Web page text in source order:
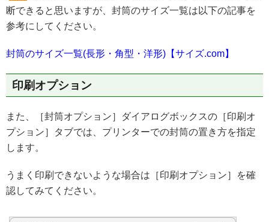
断できると思いますが、封筒のサイズ一覧は以下の記事を
参考にしてください。
封筒のサイズ一覧(長形・角型・洋形)【サイズ.com】
印刷オプション
また、［封筒オプション］ダイアログボックスの［印刷オ
プション］タブでは、プリンターでの封筒の置き方を指定
します。
うまく印刷できないような場合は［印刷オプション］を確
認してみてください。